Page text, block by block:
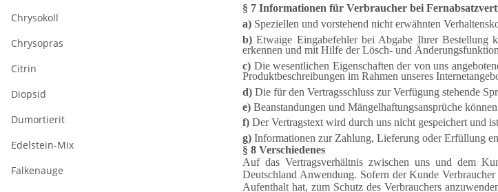
§ 7 Informationen für Verbraucher bei
a) Speziellen und vorstehend nicht erwähnten
b) Etwaige Eingabefehler bei Abgabe Ihrer Bestellung
erkennen und mit Hilfe der Lösch- und
c) Die wesentlichen Eigenschaften der von uns
Produktbeschreibungen im Rahmen unseres
d) Die für den Vertragsschluss zur Verfügung stehende
e) Beanstandungen und Mängelhaftungsansprüche
f) Der Vertragstext wird durch uns nicht gespeichert und
g) Informationen zur Zahlung, Lieferung oder Erfüllung
§ 8 Verschiedenes
Auf das Vertragsverhältnis zwischen uns und dem
Deutschland Anwendung. Sofern der Kunde
Aufenthalt hat, zum Schutz des Verbrauchers
Chrysokoll
Chrysopras
Citrin
Diopsid
Dumortierit
Edelstein-Mix
Falkenauge